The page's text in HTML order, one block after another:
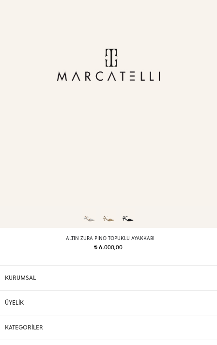
ALTIN ZURA PINO TOPUKLU AYAKKABI
t6.000,00
KURUMSAL
ÜYELİK
KATEGORİLER